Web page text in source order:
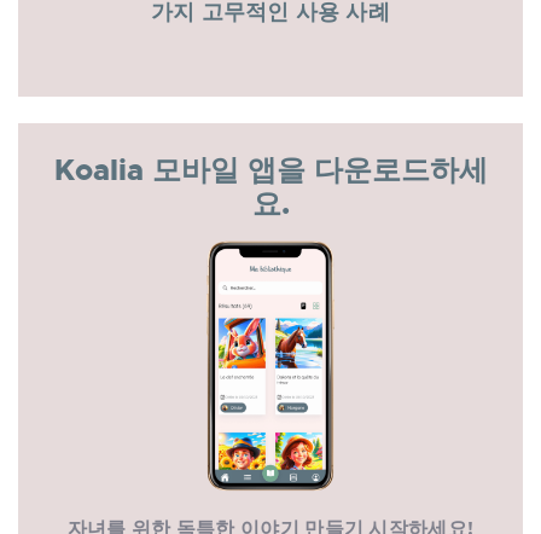
가지 고무적인 사용 사례
Koalia 모바일 앱을 다운로드하세
요.
자녀를 위한 독특한 이야기 만들기 시작하세요!